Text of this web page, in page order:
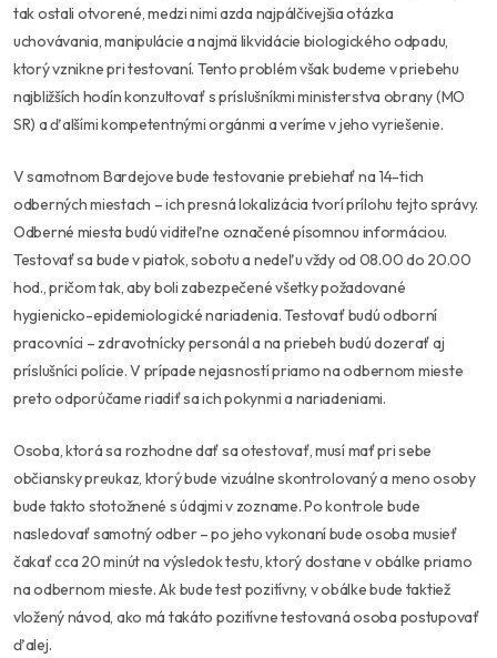
tak ostali otvorené, medzi nimi azda najpálčivejšia otázka
uchovávania, manipulácie a najmä likvidácie biologického odpadu,
ktorý vznikne pri testovaní. Tento problém však budeme v priebehu
najbližších hodín konzultovať s príslušníkmi ministerstva obrany (MO
SR) a ďalšími kompetentnými orgánmi a veríme v jeho vyriešenie.
V samotnom Bardejove bude testovanie prebiehať na 14-tich
odberných miestach – ich presná lokalizácia tvorí prílohu tejto správy.
Odberné miesta budú viditeľne označené písomnou informáciou.
Testovať sa bude v piatok, sobotu a nedeľu vždy od 08.00 do 20.00
hod., pričom tak, aby boli zabezpečené všetky požadované
hygienicko-epidemiologické nariadenia. Testovať budú odborní
pracovníci – zdravotnícky personál a na priebeh budú dozerať aj
príslušníci polície. V prípade nejasností priamo na odbernom mieste
preto odporúčame riadiť sa ich pokynmi a nariadeniami.
Osoba, ktorá sa rozhodne dať sa otestovať, musí mať pri sebe
občiansky preukaz, ktorý bude vizuálne skontrolovaný a meno osoby
bude takto stotožnené s údajmi v zozname. Po kontrole bude
nasledovať samotný odber – po jeho vykonaní bude osoba musieť
čakať cca 20 minút na výsledok testu, ktorý dostane v obálke priamo
na odbernom mieste. Ak bude test pozitívny, v obálke bude taktiež
vložený návod, ako má takáto pozitívne testovaná osoba postupovať
ďalej.